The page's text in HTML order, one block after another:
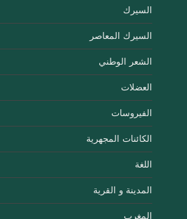
السيرك
السيرك المعاصر
الشعر الوطني
العضلات
الفيروسات
الكائنات المجهرية
اللغة
المدينة و القرية
المغرب